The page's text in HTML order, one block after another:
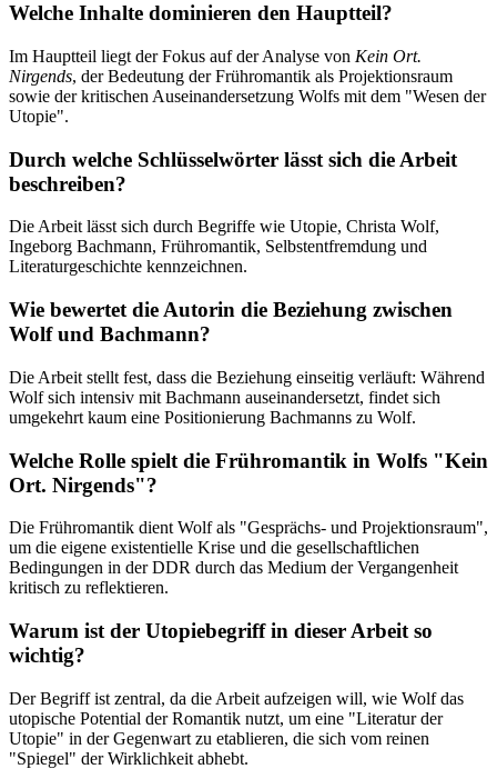
Welche Inhalte dominieren den Hauptteil?
Im Hauptteil liegt der Fokus auf der Analyse von Kein Ort.
Nirgends, der Bedeutung der Frühromantik als Projektionsraum
sowie der kritischen Auseinandersetzung Wolfs mit dem "Wesen der
Utopie".
Durch welche Schlüsselwörter lässt sich die Arbeit
beschreiben?
Die Arbeit lässt sich durch Begriffe wie Utopie, Christa Wolf,
Ingeborg Bachmann, Frühromantik, Selbstentfremdung und
Literaturgeschichte kennzeichnen.
Wie bewertet die Autorin die Beziehung zwischen
Wolf und Bachmann?
Die Arbeit stellt fest, dass die Beziehung einseitig verläuft: Während
Wolf sich intensiv mit Bachmann auseinandersetzt, findet sich
umgekehrt kaum eine Positionierung Bachmanns zu Wolf.
Welche Rolle spielt die Frühromantik in Wolfs "Kein
Ort. Nirgends"?
Die Frühromantik dient Wolf als "Gesprächs- und Projektionsraum",
um die eigene existentielle Krise und die gesellschaftlichen
Bedingungen in der DDR durch das Medium der Vergangenheit
kritisch zu reflektieren.
Warum ist der Utopiebegriff in dieser Arbeit so
wichtig?
Der Begriff ist zentral, da die Arbeit aufzeigen will, wie Wolf das
utopische Potential der Romantik nutzt, um eine "Literatur der
Utopie" in der Gegenwart zu etablieren, die sich vom reinen
"Spiegel" der Wirklichkeit abhebt.